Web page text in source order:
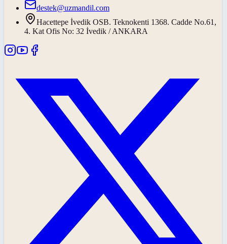
destek@uzmandil.com
Hacettepe İvedik OSB. Teknokenti 1368. Cadde No.61,
4. Kat Ofis No: 32 İvedik / ANKARA